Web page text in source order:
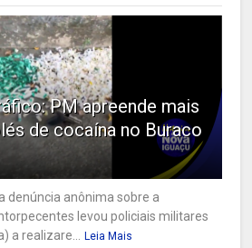
PM apreende mais
de cocaína no Buraco
denúncia anônima sobre a
levou policiais militares
a realizare...
Leia Mais